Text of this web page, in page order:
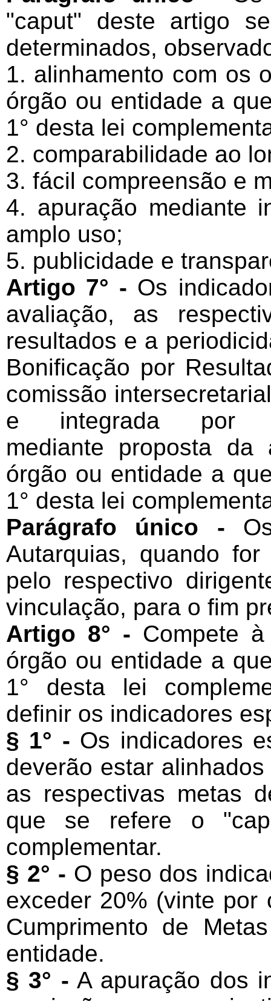
"caput" deste artigo
determinados,
1. alinhamento com os
órgão ou entidade a
1° desta lei
2. comparabilidade ao
3. fácil compreensão e
4. apuração mediante
amplo uso;
5. publicidade e
Artigo 7° - Os
avaliação, as
resultados e a
Bonificação por
comissão
e integrada por
mediante proposta da
órgão ou entidade a
1° desta lei
Parágrafo único -
Autarquias, quando
pelo respectivo
vinculação, para o fim
Artigo 8° - Compete
órgão ou entidade a
1° desta lei
definir os indicadores
§ 1° - Os indicadores
deverão estar
as respectivas metas
que se refere o
complementar.
§ 2° - O peso dos
exceder 20% (vinte por
Cumprimento de
entidade.
§ 3° - A apuração dos